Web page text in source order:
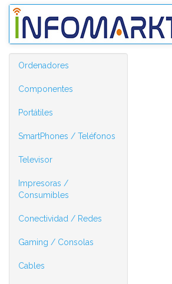
Ordenadores
Componentes
Portátiles
SmartPhones / Teléfonos
Televisor
Impresoras /
Consumibles
Conectividad / Redes
Gaming / Consolas
Cables